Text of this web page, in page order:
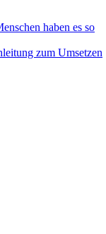
haben es so
zum Umsetzen